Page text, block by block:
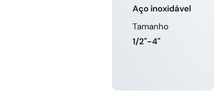
Aço inoxidável
Tamanho
1/2"-4"
MAIS